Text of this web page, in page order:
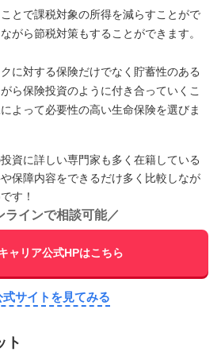
とで課税対象の所得を減らすことがで
がら節税対策もすることができます。
に対する保険だけでなく貯蓄性のある
ら保険投資のように付き合っていくこ
よって必要性の高い生命保険を選びま
資に詳しい専門家も多く在籍している
保障内容をできるだけ多く比較しなが
す！
ラインで相談可能／
ャリア公式HPはこちら
式サイトを見てみる
ト